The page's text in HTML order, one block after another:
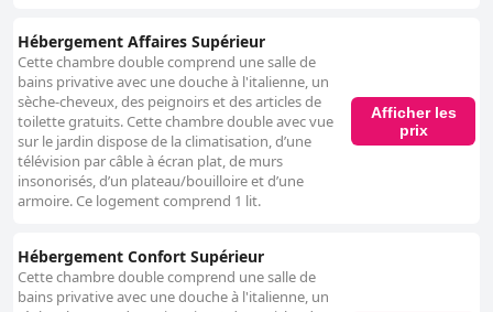
Hébergement Affaires Supérieur
Cette chambre double comprend une salle de
bains privative avec une douche à l'italienne, un
sèche-cheveux, des peignoirs et des articles de
toilette gratuits. Cette chambre double avec vue
sur le jardin dispose de la climatisation, d’une
télévision par câble à écran plat, de murs
insonorisés, d’un plateau/bouilloire et d’une
armoire. Ce logement comprend 1 lit.
Afficher les
prix
Hébergement Confort Supérieur
Cette chambre double comprend une salle de
bains privative avec une douche à l'italienne, un